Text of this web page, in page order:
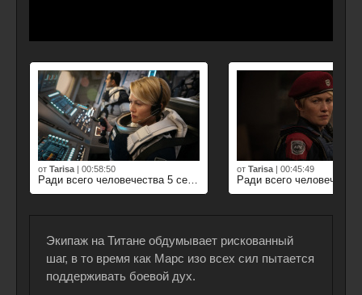
от Tarisa | 00:58:50 от Tarisa | 00:45:49
Экипаж на Титане обдумывает рискованный
шаг, в то время как Марс изо всех сил пытается
поддерживать боевой дух.